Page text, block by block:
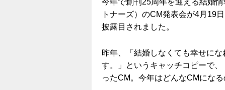
今年で創刊25周年を迎える結婚
トナーズ）のCM発表会が4月19
披露目されました。
昨年、「結婚しなくても幸せに
す。」というキャッチコピーで
ったCM。今年はどんなCMにな